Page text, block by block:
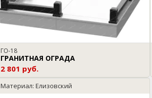
ГО-18
ГРАНИТНАЯ ОГРАДА
2 801 руб.
Материал: Елизовский